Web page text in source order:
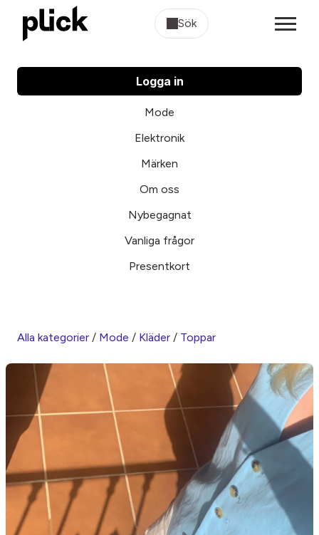
Sök
Logga in
Mode
Elektronik
Märken
Om oss
Nybegagnat
Vanliga frågor
Presentkort
Alla kategorier / Mode / Kläder / Toppar